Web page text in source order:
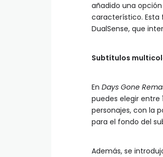
añadido una
característico.
DualSense, que
Subtítulos
En Days Gone
puedes elegir entre
personajes, con la
para el fondo del
Además, se